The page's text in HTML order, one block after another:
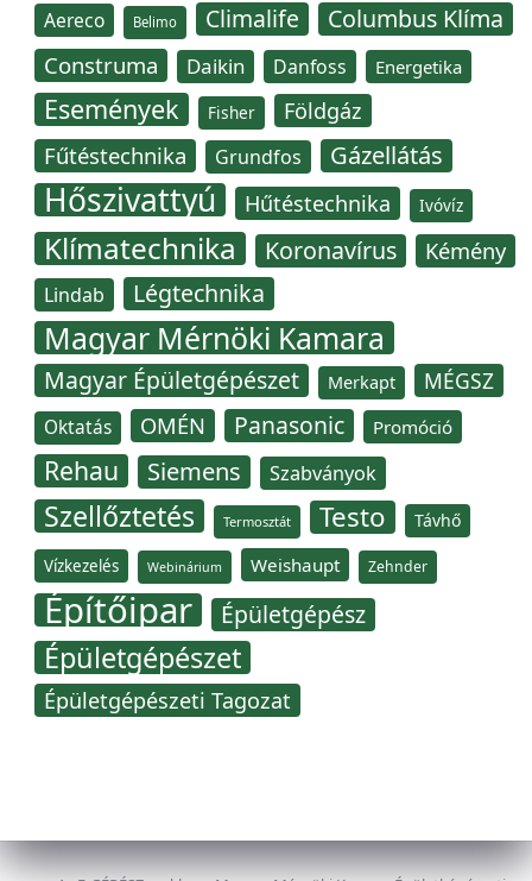
Aereco Belimo Climalife Columbus Klíma
Construma Daikin Danfoss Energetika
Események Fisher Földgáz
Fűtéstechnika Grundfos Gázellátás
Hőszivattyú Hűtéstechnika Ivóvíz
Klímatechnika Koronavírus Kémény
Lindab Légtechnika
Magyar Mérnöki Kamara
Magyar Épületgépészet Merkapt MÉGSZ
Oktatás OMÉN Panasonic Promóció
Rehau Siemens Szabványok
Szellőztetés Termosztát Testo Távhő
Vízkezelés Webinárium Weishaupt Zehnder
Építőipar Épületgépész
Épületgépészet
Épületgépészeti Tagozat